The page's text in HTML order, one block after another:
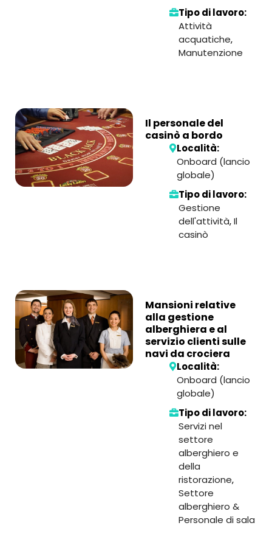
Tipo di lavoro:
Attività
acquatiche,
Manutenzione
Il personale del
casinò a bordo
Località:
Onboard (lancio
globale)
Tipo di lavoro:
Gestione
dell'attività,Il
casinò
Mansioni relative
alla gestione
alberghiera e al
servizio clienti sulle
navi da crociera
Località:
Onboard (lancio
globale)
Tipo di lavoro:
Servizi nel
settore
alberghiero e
della
ristorazione,
Settore
alberghiero &
Personale di sala